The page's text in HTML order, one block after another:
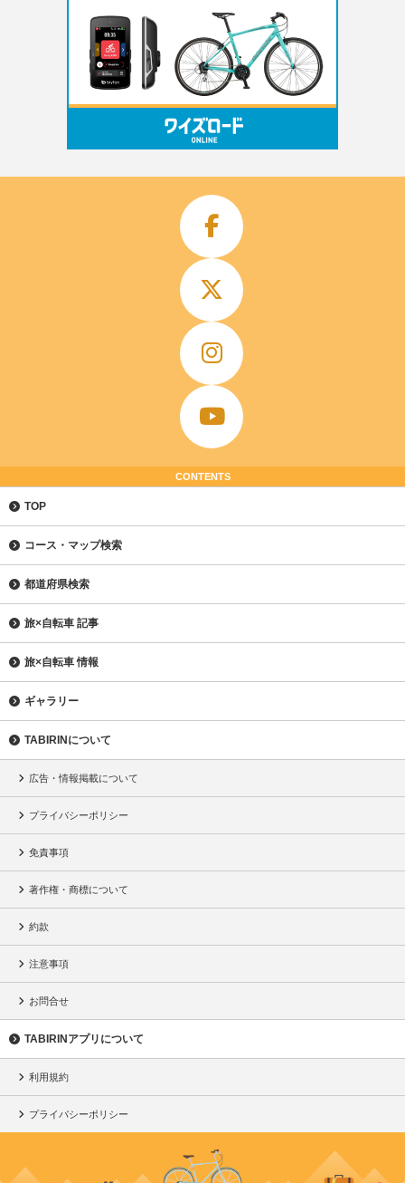
CONTENTS
TOP
コース・マップ検索
都道府県検索
旅×自転車 記事
旅×自転車 情報
ギャラリー
TABIRINについて
広告・情報掲載について
プライバシーポリシー
免責事項
著作権・商標について
約款
注意事項
お問合せ
TABIRINアプリについて
利用規約
プライバシーポリシー